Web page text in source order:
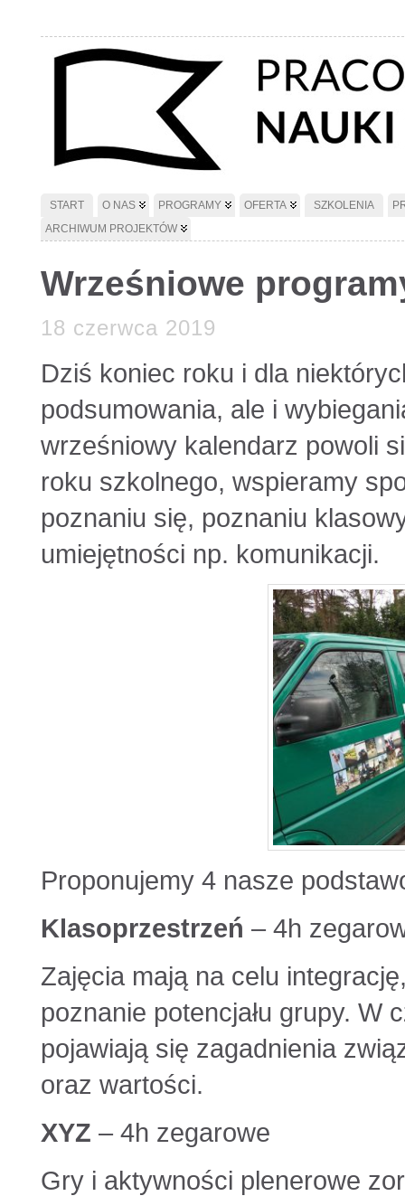
START O NAS PROGRAMY OFERTA SZKOLENIA
ARCHIWUM PROJEKTÓW
Wrześniowe
18 czerwca 2019
Dziś koniec roku i dla
podsumowania, ale i
wrześniowy kalendarz powoli
roku szkolnego, wspieramy
poznaniu się, poznaniu
umiejętności np. komunikacji.
Proponujemy 4 nasze
Klasoprzestrzeń – 4h
Zajęcia mają na celu
poznanie potencjału grupy. W
pojawiają się zagadnienia
oraz wartości.
XYZ – 4h zegarowe
Gry i aktywności plenerowe